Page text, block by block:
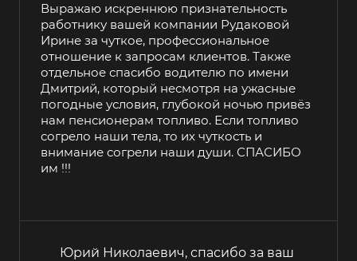
Выражаю искреннюю признательность
работнику вашей компании Рудаковой
Ирине за чуткое, профессиональное
отношение к запросам клиентов. Также
отдельное спасибо водителю по имени
Дмитрий, который несмотря на ужасные
погодные условия, глубокой ночью привёз
нам пенсионерам топливо. Если топливо
согрело наши тела, то их чуткость и
внимание согрели наши души. СПАСИБО
им !!!
Юрий Николаевич, спасибо за ваш